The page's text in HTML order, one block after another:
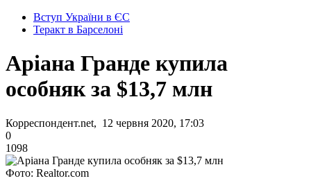
Вступ України в ЄС
Теракт в Барселоні
Аріана Гранде купила
особняк за $13,7 млн
Корреспондент.net, 12 червня 2020, 17:03
0
1098
Фото: Realtor.com